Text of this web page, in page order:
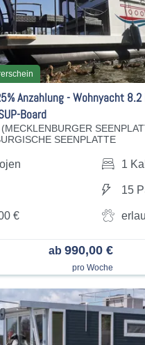
Anzahlung - Wohnyacht
Board
SEENPLATTE
1
15
€
ab 990,00 €
pro Woche